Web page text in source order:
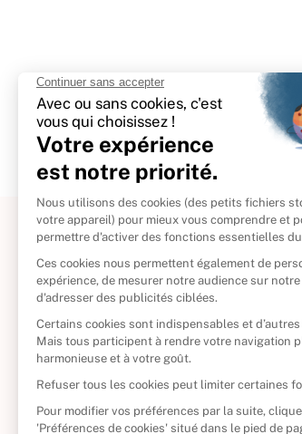
À propos
Politique de retour
Reprendre vos livres
Qui sommes-nous ?
CD d'occasion